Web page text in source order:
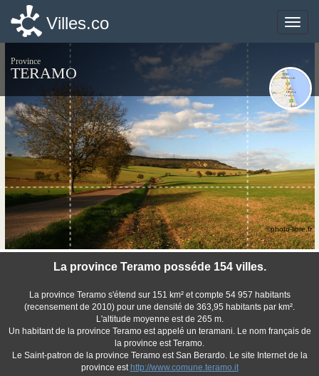
Toggle
Villes.co
Province
TERAMO
La province Teramo posséde 154 villes.
La province Teramo s'étend sur 151 km² et compte 54 957 habitants
(recensement de 2010) pour une densité de 363,95 habitants par km².
L'altitude moyenne est de 265 m.
Un habitant de la province Teramo est appelé un teramani. Le nom français de
la province est Teramo.
Le Saint-patron de la province Teramo est San Berardo. Le site Internet de la
province est http://www.comune.teramo.it
©photo-libre.fr
Toggle
Villes.co